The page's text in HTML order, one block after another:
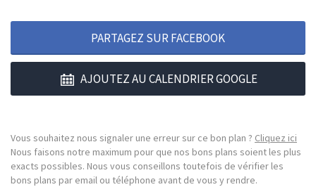
PARTAGEZ SUR FACEBOOK
AJOUTEZ AU CALENDRIER GOOGLE
Vous souhaitez nous signaler une erreur sur ce bon plan ? Cliquez ici
Nous faisons notre maximum pour que nos bons plans soient les plus
exacts possibles. Nous vous conseillons toutefois de vérifier les
bons plans par email ou téléphone avant de vous y rendre.